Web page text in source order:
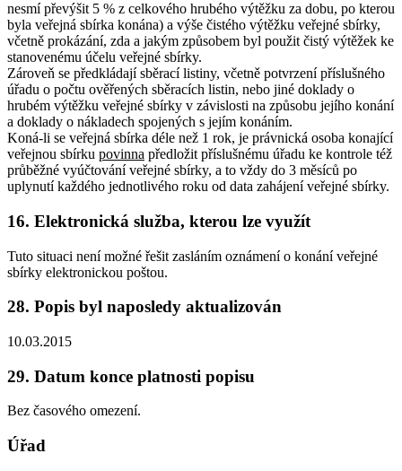
nesmí převýšit 5 % z celkového hrubého výtěžku za dobu, po kterou
byla veřejná sbírka konána) a výše čistého výtěžku veřejné sbírky,
včetně prokázání, zda a jakým způsobem byl použit čistý výtěžek ke
stanovenému účelu veřejné sbírky.
Zároveň se předkládají sběrací listiny, včetně potvrzení příslušného
úřadu o počtu ověřených sběracích listin, nebo jiné doklady o
hrubém výtěžku veřejné sbírky v závislosti na způsobu jejího konání
a doklady o nákladech spojených s jejím konáním.
Koná-li se veřejná sbírka déle než 1 rok, je právnická osoba konající
veřejnou sbírku povinna předložit příslušnému úřadu ke kontrole též
průběžné vyúčtování veřejné sbírky, a to vždy do 3 měsíců po
uplynutí každého jednotlivého roku od data zahájení veřejné sbírky.
16. Elektronická služba, kterou lze využít
Tuto situaci není možné řešit zasláním oznámení o konání veřejné
sbírky elektronickou poštou.
28. Popis byl naposledy aktualizován
10.03.2015
29. Datum konce platnosti popisu
Bez časového omezení.
Úřad